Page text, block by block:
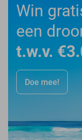
Win
een
t.w.v.
Doe mee!